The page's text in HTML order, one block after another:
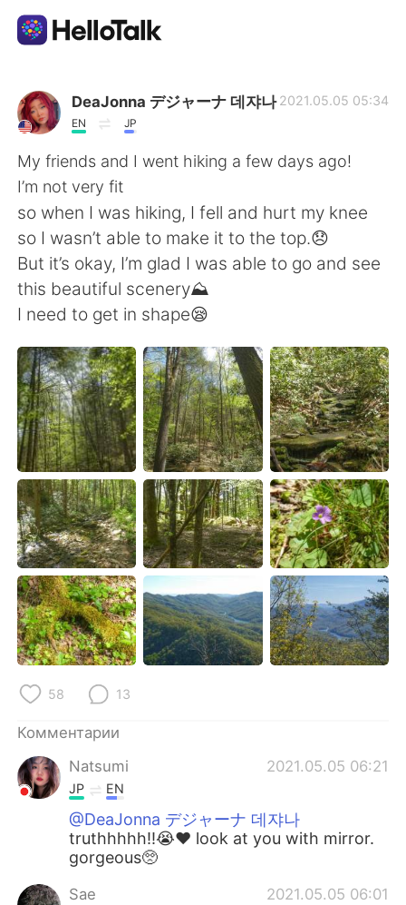
Приложение для Языкового Обмена
AI Grammar Checker
Русский
English 简体中文
繁體中文 Español
العربية Français
Deutsch 日本語
한국어 ไทย
Indonesia Italiano
Türkçe Tiếng Việt
Português
DeaJonna デジャーナ 데쟈나
EN JP
2021.05.05 05:34
My friends and I went hiking a few days ago!
I’m not very fit
so when I was hiking, I fell and hurt my knee
so I wasn’t able to make it to the top.😞
But it’s okay, I’m glad I was able to go and see
this beautiful scenery⛰
I need to get in shape😪
58 13
Комментарии
Natsumi
2021.05.05 06:21
JP EN
@DeaJonna デジャーナ 데쟈나
truthhhhh!!😭❤️ look at you with mirror.
gorgeous🥺
Sae 2021.05.05 06:01